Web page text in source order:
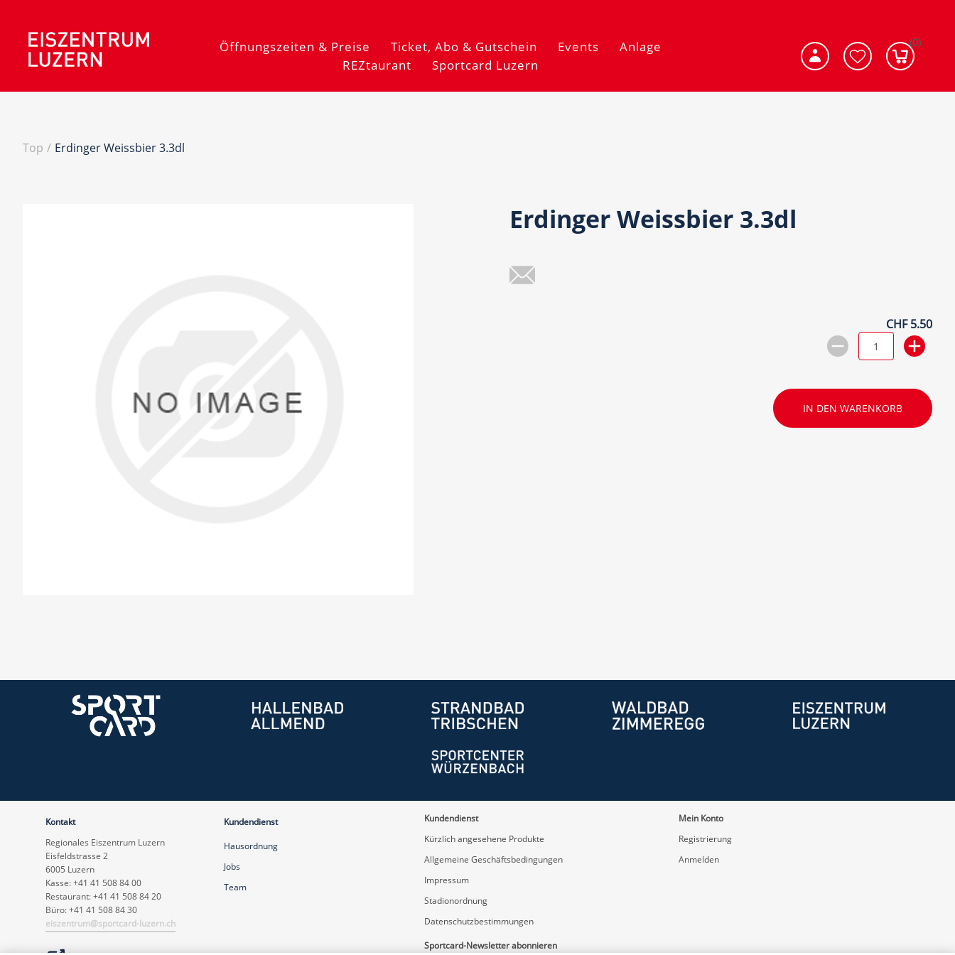
Öffnungszeiten & Preise Ticket, Abo & Gutschein Events
Anlage
REZtaurant
Sportcard Luzern
(0)
Top / Erdinger Weissbier 3.3dl
Erdinger Weissbier 3.3dl
CHF 5.50
IN DEN WARENKORB
Kontakt
Regionales Eiszentrum Luzern
Eisfeldstrasse 2
6005 Luzern
Kasse: +41 41 508 84 00
Restaurant: +41 41 508 84 20
Büro: +41 41 508 84 30
eiszentrum@sportcard-luzern.ch
Kundendienst
Hausordnung
Jobs
Team
Kundendienst
Kürzlich angesehene Produkte
Allgemeine Geschäftsbedingungen
Impressum
Stadionordnung
Datenschutzbestimmungen
Mein Konto
Registrierung
Anmelden
Sportcard-Newsletter abonnieren